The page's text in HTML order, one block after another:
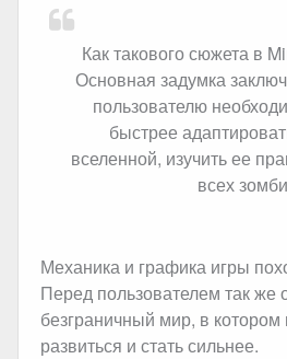
Как такового сюжета в
Основная задумка
пользователю
быстрее
вселенной, изучить ее
всех
Механика и графика игры
Перед пользователем так же
безграничный мир, в
развиться и стать сильнее.